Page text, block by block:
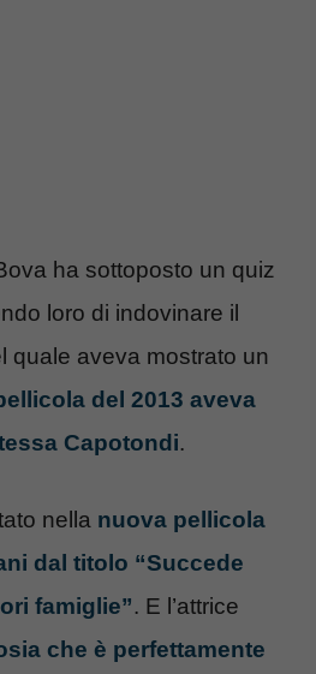
ha sottoposto un quiz
loro di indovinare il
quale aveva mostrato un
del 2013 aveva
Capotondi.
nella nuova pellicola
dal titolo “Succede
famiglie”. E l’attrice
che è perfettamente